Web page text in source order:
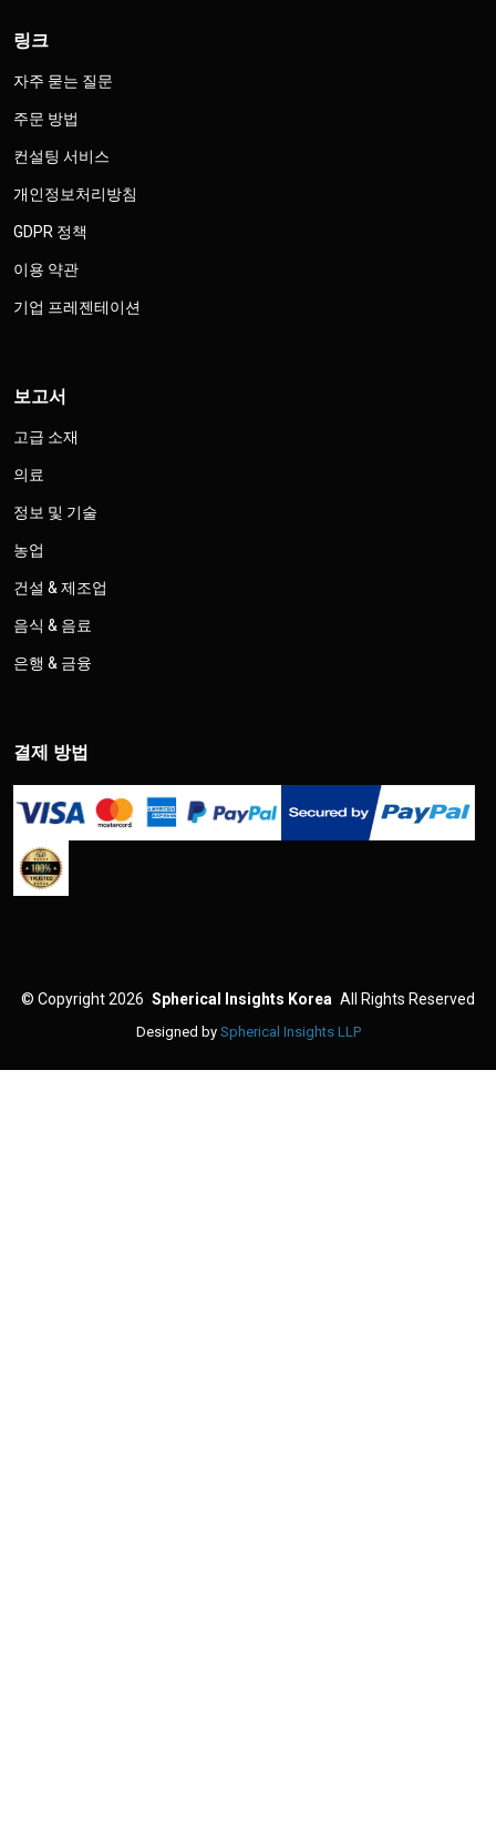
링크
자주 묻는 질문
주문 방법
컨설팅 서비스
개인정보처리방침
GDPR 정책
이용 약관
기업 프레젠테이션
보고서
고급 소재
의료
정보 및 기술
농업
건설 & 제조업
음식 & 음료
은행 & 금융
결제 방법
© Copyright 2026 Spherical Insights Korea All Rights Reserved
Designed by Spherical Insights LLP